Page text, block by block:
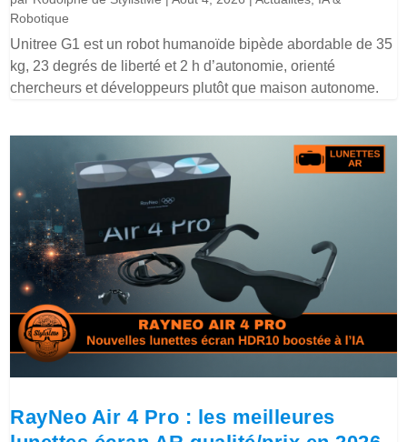
Robotique
Unitree G1 est un robot humanoïde bipède abordable de 35
kg, 23 degrés de liberté et 2 h d’autonomie, orienté
chercheurs et développeurs plutôt que maison autonome.
RayNeo Air 4 Pro : les meilleures